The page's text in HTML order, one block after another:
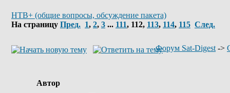
НТВ+ (общие вопросы, обсуждение пакета)
На страницу Пред. 1, 2, 3 ... 111, 112, 113, 114, 115 След.
Форум Sat-Digest ->
Автор